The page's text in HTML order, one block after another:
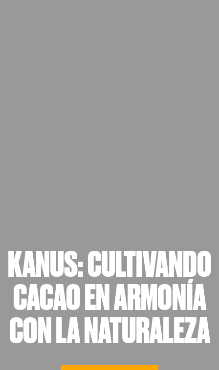
KANUS: CULTIVANDO
CACAO EN ARMONÍA
CON LA NATURALEZA